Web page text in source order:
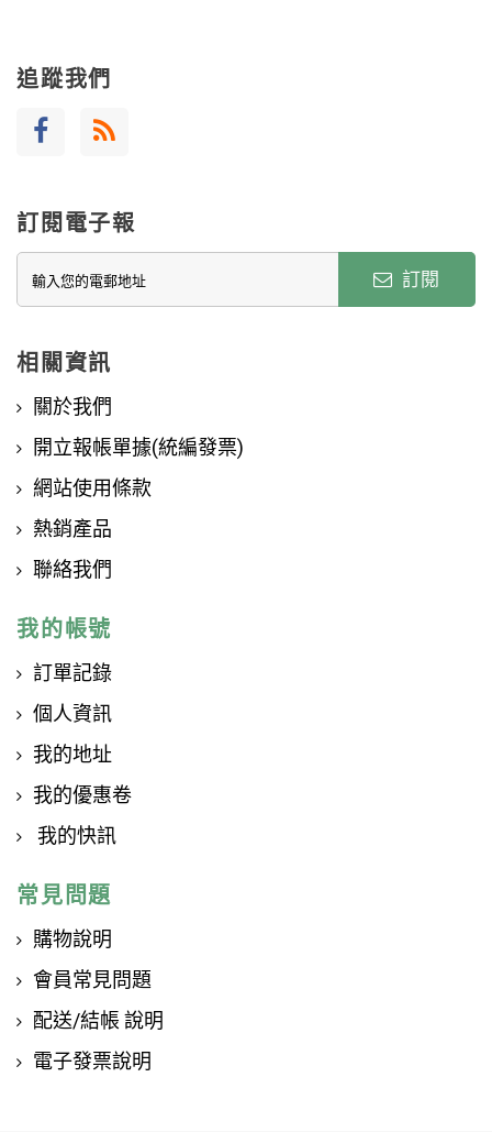
追蹤我們
訂閱電子報
訂閱
相關資訊
關於我們
開立報帳單據(統編發票)
網站使用條款
熱銷產品
聯絡我們
我的帳號
訂單記錄
個人資訊
我的地址
我的優惠卷
我的快訊
常見問題
購物說明
會員常見問題
配送/結帳 說明
電子發票說明